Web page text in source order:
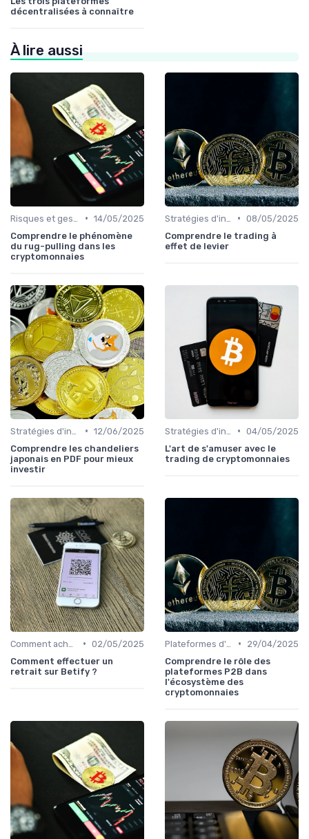
décentralisées à connaître
À lire aussi
• 14/05/2025
Comprendre le phénomène
du rug-pulling dans les
cryptomonnaies
• 08/05/2025
Comprendre le trading à
effet de levier
• 12/06/2025
Comprendre les chandeliers
japonais en PDF pour mieux
investir
• 04/05/2025
L'art de s'amuser avec le
trading de cryptomonnaies
• 02/05/2025
Comment effectuer un
retrait sur Betify ?
•
29/04/2025
Comprendre le rôle des
plateformes P2B dans
l'écosystème des
cryptomonnaies